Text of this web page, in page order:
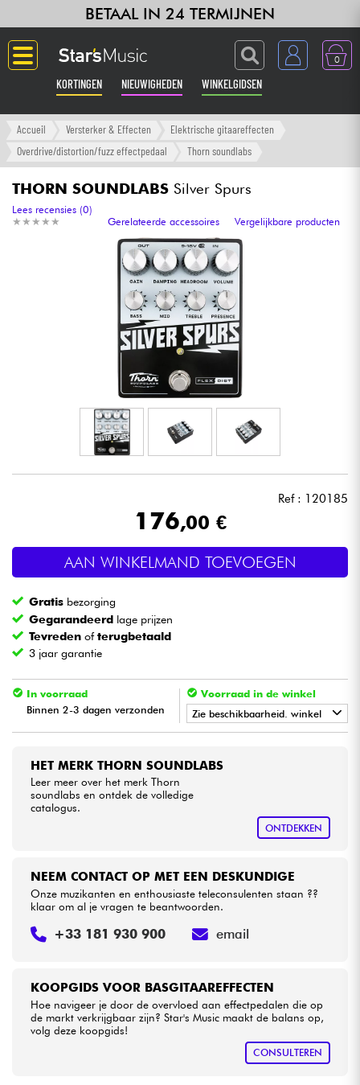
BETAAL IN 24 TERMIJNEN
0
KORTINGEN NIEUWIGHEDEN WINKELGIDSEN
Langue
Versterker & Effecten
Toetsenbord & Piano
Synths & samplers
Home-studio
Hoofdtelefoon
Microfoon
Licht
Blaasinstrument
Kinderen
Kabels & toebehoren
HiFi
Bekijk onze merken
Accueil Versterker & Effecten
Elektrische gitaareffecten
Overdrive/distortion/fuzz effectpedaal
Thorn soundlabs
THORN SOUNDLABS Silver Spurs
★ ★ ★ ★ ★
★ ★ ★ ★ ★
Lees recensies (0)
Gerelateerde accessoires
Vergelijkbare producten
Ref : 120185
176,00 €
AAN WINKELMAND TOEVOEGEN
Gratis bezorging
Gegarandeerd lage prijzen
Tevreden ofterugbetaald
3 jaar garantie
In voorraad
Binnen 2-3 dagen verzonden
Voorraad in de winkel
Zie beschikbaarheid. winkel
HET MERK THORN SOUNDLABS
Leer meer over het merk Thorn
soundlabs en ontdek de volledige
catalogus.
ONTDEKKEN
KOOPGIDS VOOR BASGITAAREFFECTEN
Hoe navigeer je door de overvloed aan effectpedalen die op
de markt verkrijgbaar zijn? Star's Music maakt de balans op,
volg deze koopgids!
CONSULTEREN
NEEM CONTACT OP MET EEN DESKUNDIGE
Onze muzikanten en enthousiaste teleconsulenten staan ??
klaar om al je vragen te beantwoorden.
+33 181 930 900 email